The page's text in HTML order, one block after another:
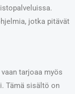
jotka pitävät
tarjoaa myös
Tämä sisältö on